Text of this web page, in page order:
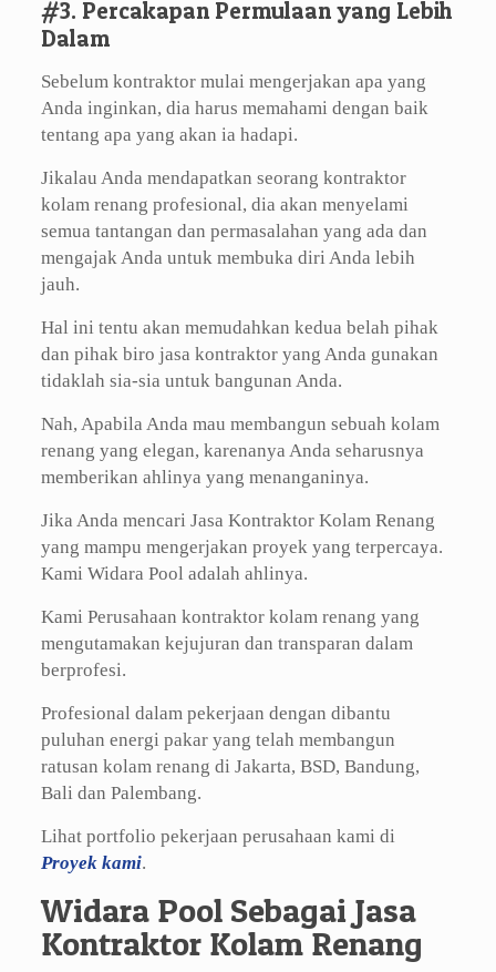
#3. Percakapan Permulaan yang Lebih
Dalam
Sebelum kontraktor mulai mengerjakan apa yang
Anda inginkan, dia harus memahami dengan baik
tentang apa yang akan ia hadapi.
Jikalau Anda mendapatkan seorang kontraktor
kolam renang profesional, dia akan menyelami
semua tantangan dan permasalahan yang ada dan
mengajak Anda untuk membuka diri Anda lebih
jauh.
Hal ini tentu akan memudahkan kedua belah pihak
dan pihak biro jasa kontraktor yang Anda gunakan
tidaklah sia-sia untuk bangunan Anda.
Nah, Apabila Anda mau membangun sebuah kolam
renang yang elegan, karenanya Anda seharusnya
memberikan ahlinya yang menanganinya.
Jika Anda mencari Jasa Kontraktor Kolam Renang
yang mampu mengerjakan proyek yang terpercaya.
Kami Widara Pool adalah ahlinya.
Kami Perusahaan kontraktor kolam renang yang
mengutamakan kejujuran dan transparan dalam
berprofesi.
Profesional dalam pekerjaan dengan dibantu
puluhan energi pakar yang telah membangun
ratusan kolam renang di Jakarta, BSD, Bandung,
Bali dan Palembang.
Lihat portfolio pekerjaan perusahaan kami di
Proyek kami.
Widara Pool Sebagai Jasa
Kontraktor Kolam Renang